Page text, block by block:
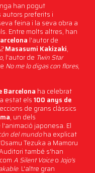
han pogut
autors preferits i
feina i la seva obra a
Entre molts altres, han
l'autor de
Masasumi Kakizaki,
, l'autor de Twin Star
No me lo digas con flores,
Barcelona ha celebrat
estat els100 anys de
de grans clàssics
, un dels
japonesa. El
del mundoha explicat
Tezuka a Mamoru
també s'han
A Silent VoiceoJojo's
. L'altre gran